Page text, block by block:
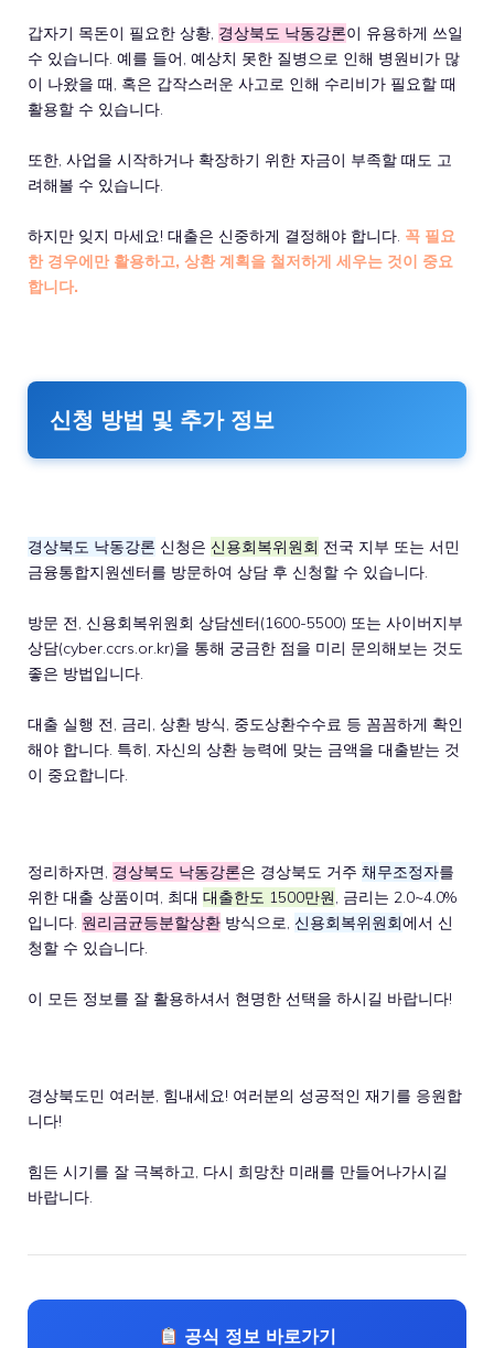
갑자기 목돈이 필요한 상황, 경상북도 낙동강론이 유용하게 쓰일
수 있습니다. 예를 들어, 예상치 못한 질병으로 인해 병원비가 많
이 나왔을 때, 혹은 갑작스러운 사고로 인해 수리비가 필요할 때
활용할 수 있습니다.
또한, 사업을 시작하거나 확장하기 위한 자금이 부족할 때도 고
려해볼 수 있습니다.
하지만 잊지 마세요! 대출은 신중하게 결정해야 합니다. 꼭 필요
한 경우에만 활용하고, 상환 계획을 철저하게 세우는 것이 중요
합니다.
신청 방법 및 추가 정보
경상북도 낙동강론 신청은 신용회복위원회 전국 지부 또는 서민
금융통합지원센터를 방문하여 상담 후 신청할 수 있습니다.
방문 전, 신용회복위원회 상담센터(1600-5500) 또는 사이버지부
상담(cyber.ccrs.or.kr)을 통해 궁금한 점을 미리 문의해보는 것도
좋은 방법입니다.
대출 실행 전, 금리, 상환 방식, 중도상환수수료 등 꼼꼼하게 확인
해야 합니다. 특히, 자신의 상환 능력에 맞는 금액을 대출받는 것
이 중요합니다.
정리하자면, 경상북도 낙동강론은 경상북도 거주 채무조정자를
위한 대출 상품이며, 최대 대출한도 1500만원, 금리는 2.0~4.0%
입니다. 원리금균등분할상환 방식으로, 신용회복위원회에서 신
청할 수 있습니다.
이 모든 정보를 잘 활용하셔서 현명한 선택을 하시길 바랍니다!
경상북도민 여러분, 힘내세요! 여러분의 성공적인 재기를 응원합
니다!
힘든 시기를 잘 극복하고, 다시 희망찬 미래를 만들어나가시길
바랍니다.
공식 정보 바로가기